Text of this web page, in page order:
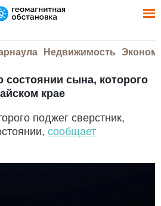
Недвижимость
состоянии сына, которого
крае
поджег сверстник,
сообщает